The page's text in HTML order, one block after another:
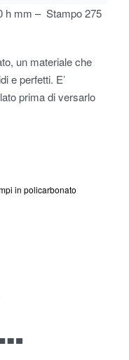
h mm – Stampo 275
un materiale che
e perfetti. E’
prima di versarlo
in policarbonato